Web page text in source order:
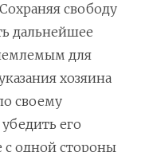
свободу
дальнейшее
для
хозяина
своему
его
с одной стороны